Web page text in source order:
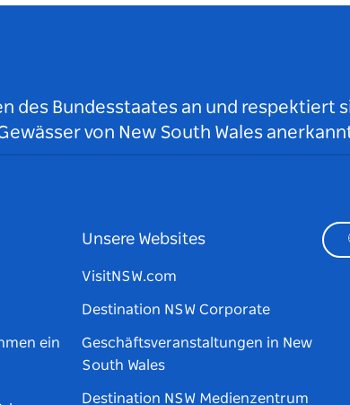
des Bundesstaates an und respektiert
von New South Wales
ein
Unsere Websites
VisitNSW.com
Destination NSW Corporate
Geschäftsveranstaltungen in New
South Wales
Destination NSW Medienzentrum